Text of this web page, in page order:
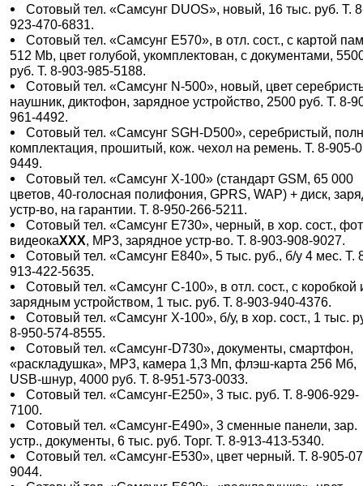
Сотовый тел. «Самсунг DUOS», новый, 16 тыс. руб. Т.
923-470-6831.
Сотовый тел. «Самсунг E570», в отл. сост., с картой
512 Mb, цвет голубой, укомплектован, с документами,
руб. Т. 8-903-985-5188.
Сотовый тел. «Самсунг N-500», новый, цвет
наушник, диктофон, зарядное устройство, 2500 руб. Т. 8-
961-4492.
Сотовый тел. «Самсунг SGH-D500», серебристый,
комплектация, прошитый, кож. чехол на ремень. Т. 8-905-
9449.
Сотовый тел. «Самсунг X-100» (стандарт GSM, 65 000
цветов, 40-голосная полифония, GPRS, WAP) + диск,
устр-во, на гарантии. Т. 8-950-266-5211.
Сотовый тел. «Самсунг Е730», черный, в хор. сост.,
видеокаXXX, МР3, зарядное устр-во. Т. 8-903-908-9027.
Сотовый тел. «Самсунг Е840», 5 тыс. руб., б/у 4 мес. Т.
913-422-5635.
Сотовый тел. «Самсунг С-100», в отл. сост., с коробкой
зарядным устройством, 1 тыс. руб. Т. 8-903-940-4376.
Сотовый тел. «Самсунг Х-100», б/у, в хор. сост., 1 тыс.
8-950-574-8555.
Сотовый тел. «Самсунг-D730», документы, смартфон,
«раскладушка», МР3, камера 1,3 Мп, флэш-карта 256 Мб,
USB-шнур, 4000 руб. Т. 8-951-573-0033.
Сотовый тел. «Самсунг-Е250», 3 тыс. руб. Т. 8-906-929-
7100.
Сотовый тел. «Самсунг-Е490», 3 сменные панели, зар.
устр., документы, 6 тыс. руб. Торг. Т. 8-913-413-5340.
Сотовый тел. «Самсунг-Е530», цвет черный. Т. 8-905-
9044.